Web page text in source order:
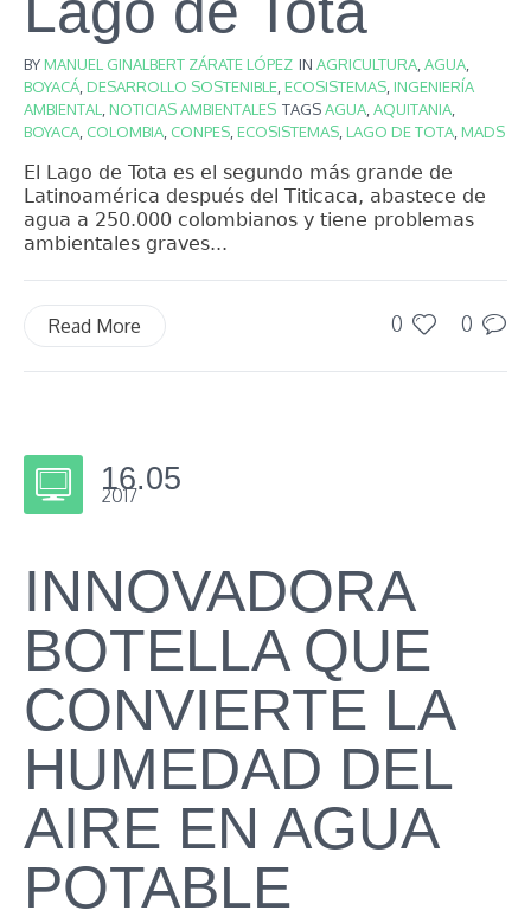
BYMANUEL GINALBERT ZÁRATE LÓPEZ IN AGRICULTURA,AGUA,
BOYACÁ,DESARROLLO SOSTENIBLE,ECOSISTEMAS,INGENIERÍA
AMBIENTAL,NOTICIAS AMBIENTALES TAGSAGUA,AQUITANIA,
BOYACA, COLOMBIA, CONPES,ECOSISTEMAS,LAGO DE TOTA,MADS
El Lago de Tota es el segundo más grande de
Latinoamérica después del Titicaca, abastece de
agua a 250.000 colombianos y tiene problemas
ambientales graves...
0 0
Read More
16.05
2017
INNOVADORA
BOTELLA QUE
CONVIERTE LA
HUMEDAD DEL
AIRE EN AGUA
POTABLE